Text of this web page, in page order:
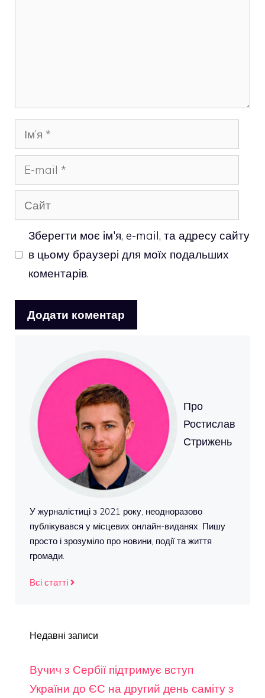
Ім’я
mail
Сайт
Зберегти моє ім'я, e-mail, та адресу сайту
в цьому браузері для моїх подальших
коментарів.
Про
Ростислав
Стрижень
У журналістиці з 2021 року, неодноразово
публікувався у місцевих онлайн-виданях. Пишу
просто і зрозуміло про новини, події та життя
громади.
Всі статті
Недавні записи
Вучич з Сербії підтримує вступ
України до ЄС на другий день саміту з